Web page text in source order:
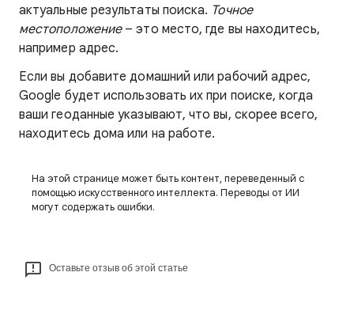
актуальные результаты поиска. Точное
местоположение– это место, где вы находитесь,
например адрес.
Если вы добавите домашний или рабочий адрес,
Google будет использовать их при поиске, когда
ваши геоданные указывают, что вы, скорее всего,
находитесь дома или на работе.
На этой странице может быть контент, переведенный с
помощью искусственного интеллекта. Переводы от ИИ
могут содержать ошибки.
Оставьте отзыв об этой статье